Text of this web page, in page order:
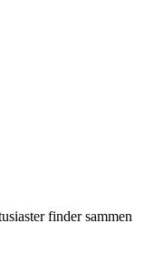
finder sammen